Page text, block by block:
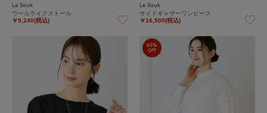
Le Souk
ウールライクストール
￥9,240(税込)
Le Souk
サイドギャザーワンピース
￥16,500(税込)
60%
OFF